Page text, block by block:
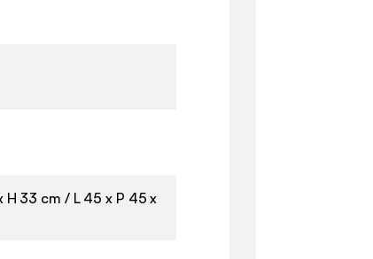
H 33 cm / L 45 x P 45 x